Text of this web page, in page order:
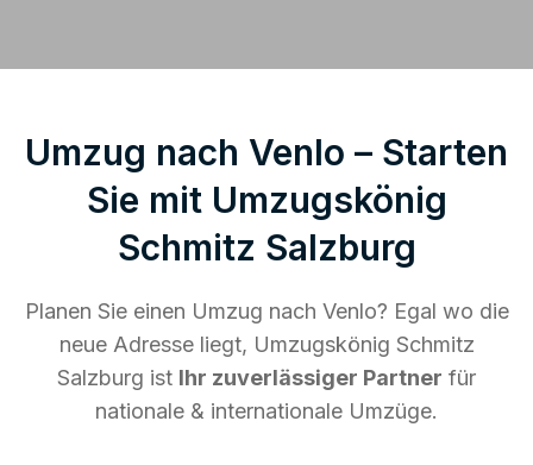
Umzug nach Venlo – Starten
Sie mit Umzugskönig
Schmitz Salzburg
Planen Sie einen Umzug nach Venlo? Egal wo die
neue Adresse liegt, Umzugskönig Schmitz
Salzburg ist Ihr zuverlässiger Partner für
nationale & internationale Umzüge.